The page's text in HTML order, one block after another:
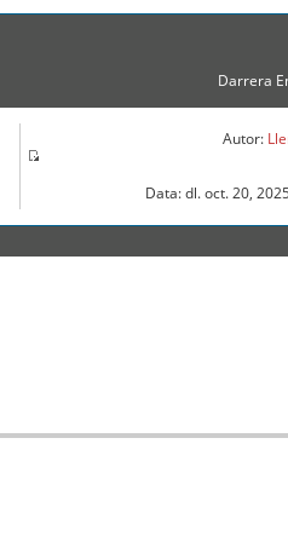
Darrera
Autor:
Data: dl. oct. 20,